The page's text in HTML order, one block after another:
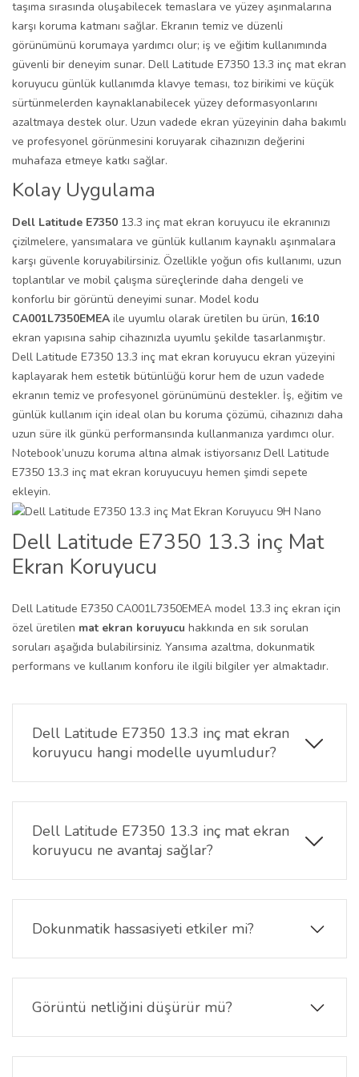
taşıma sırasında oluşabilecek temaslara ve yüzey aşınmalarına
karşı koruma katmanı sağlar. Ekranın temiz ve düzenli
görünümünü korumaya yardımcı olur; iş ve eğitim kullanımında
güvenli bir deneyim sunar. Dell Latitude E7350 13.3 inç mat ekran
koruyucu günlük kullanımda klavye teması, toz birikimi ve küçük
sürtünmelerden kaynaklanabilecek yüzey deformasyonlarını
azaltmaya destek olur. Uzun vadede ekran yüzeyinin daha bakımlı
ve profesyonel görünmesini koruyarak cihazınızın değerini
muhafaza etmeye katkı sağlar.
Kolay Uygulama
Dell Latitude E7350 13.3 inç mat ekran koruyucu ile ekranınızı
çizilmelere, yansımalara ve günlük kullanım kaynaklı aşınmalara
karşı güvenle koruyabilirsiniz. Özellikle yoğun ofis kullanımı, uzun
toplantılar ve mobil çalışma süreçlerinde daha dengeli ve
konforlu bir görüntü deneyimi sunar. Model kodu
CA001L7350EMEA ile uyumlu olarak üretilen bu ürün, 16:10
ekran yapısına sahip cihazınızla uyumlu şekilde tasarlanmıştır.
Dell Latitude E7350 13.3 inç mat ekran koruyucu ekran yüzeyini
kaplayarak hem estetik bütünlüğü korur hem de uzun vadede
ekranın temiz ve profesyonel görünümünü destekler. İş, eğitim ve
günlük kullanım için ideal olan bu koruma çözümü, cihazınızı daha
uzun süre ilk günkü performansında kullanmanıza yardımcı olur.
Notebook’unuzu koruma altına almak istiyorsanız Dell Latitude
E7350 13.3 inç mat ekran koruyucuyu hemen şimdi sepete
ekleyin.
Dell Latitude E7350 13.3 inç Mat
Ekran Koruyucu
Dell Latitude E7350 CA001L7350EMEA model 13.3 inç ekran için
özel üretilen mat ekran koruyucu hakkında en sık sorulan
soruları aşağıda bulabilirsiniz. Yansıma azaltma, dokunmatik
performans ve kullanım konforu ile ilgili bilgiler yer almaktadır.
Dell Latitude E7350 13.3 inç mat ekran
koruyucu hangi modelle uyumludur?
Bu ürünDell Latitude E7350 CA001L7350EMEA
modelinin13.3 inçekranı için özel ölçüyle
üretilmiştir.
Dell Latitude E7350 13.3 inç mat ekran
koruyucu ne avantaj sağlar?
Mat yüzey yapısı, ortam ışığından kaynaklanan
yansımayı azaltmaya yardımcı olur. Bu sayede ekran
daha konforlu görünür ve uzun süreli kullanımda
Dokunmatik hassasiyeti etkiler mi?
Hayır. Dell Latitude E7350 13.3 inç mat ekran
koruyucu dokunmatik hassasiyeti koruyacak şekilde
tasarlanmıştır. Dokunmatik komutlar ve ekran
geçişleri sorunsuz şekilde devam eder.
Görüntü netliğini düşürür mü?
Mat yüzey, yansıma azaltma odaklıdır. Görüntü
netliği korunur; parlak yüzeye kıyasla daha doğal ve